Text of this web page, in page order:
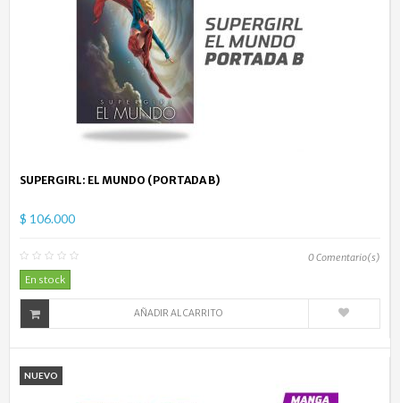
SUPERGIRL: EL MUNDO (PORTADA B)
$ 106.000
0Comentario(s)
En stock
AÑADIR AL CARRITO
NUEVO